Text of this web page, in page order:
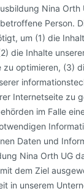
Nina Orth
Person.
um (1) die
die Inhalte
zu optimieren, (3)
Internetseite zu
im Falle
Daten und
Nina Orth UG
dem Ziel
in unserem